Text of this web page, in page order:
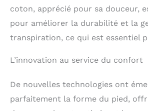
coton, apprécié pour sa douceur,
pour améliorer la durabilité et la
transpiration, ce qui est essentiel
L’innovation au service du confort
De nouvelles technologies ont
parfaitement la forme du pied,